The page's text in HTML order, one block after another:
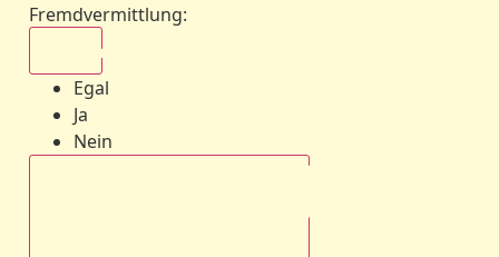
Fremdvermittlung:
Egal
Ja
Nein